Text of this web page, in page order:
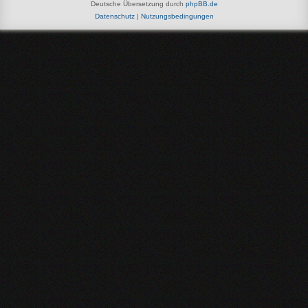
Deutsche Übersetzung durch phpBB.de
Datenschutz| Nutzungsbedingungen